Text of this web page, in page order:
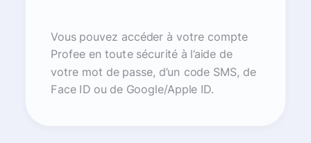
Vous pouvez accéder à votre compte
Profee en toute sécurité à l’aide de
votre mot de passe, d’un code SMS, de
Face ID ou de Google/Apple ID.